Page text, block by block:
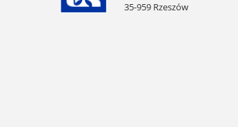
35-959 Rzeszów